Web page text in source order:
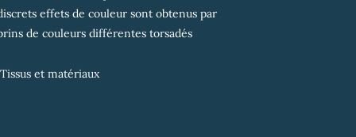
effets de couleur sont obtenus par
de couleurs différentes torsadés
Tissus et matériaux